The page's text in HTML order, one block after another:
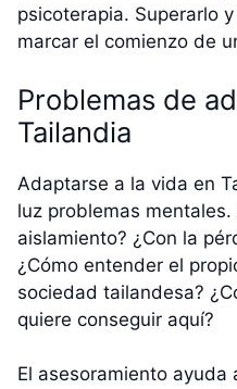
psicoterapia. Superarlo
marcar el comienzo de
Problemas de
Tailandia
Adaptarse a la vida en
luz problemas
aislamiento? ¿Con la
¿Cómo entender el
sociedad tailandesa?
quiere conseguir aquí?
El asesoramiento ayuda